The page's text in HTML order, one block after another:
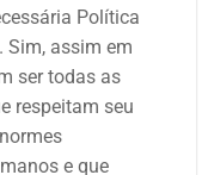
Política
Sim, assim em
ser todas as
respeitam seu
e que